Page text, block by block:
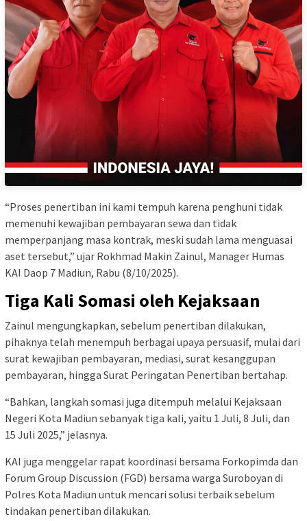
“Proses penertiban ini kami tempuh karena penghuni tidak
memenuhi kewajiban pembayaran sewa dan tidak
memperpanjang masa kontrak, meski sudah lama menguasai
aset tersebut,” ujar Rokhmad Makin Zainul, Manager Humas
KAI Daop 7 Madiun, Rabu (8/10/2025).
Tiga Kali Somasi oleh Kejaksaan
Zainul mengungkapkan, sebelum penertiban dilakukan,
pihaknya telah menempuh berbagai upaya persuasif, mulai dari
surat kewajiban pembayaran, mediasi, surat kesanggupan
pembayaran, hingga Surat Peringatan Penertiban bertahap.
“Bahkan, langkah somasi juga ditempuh melalui Kejaksaan
Negeri Kota Madiun sebanyak tiga kali, yaitu 1 Juli, 8 Juli, dan
15 Juli 2025,” jelasnya.
KAI juga menggelar rapat koordinasi bersama Forkopimda dan
Forum Group Discussion (FGD) bersama warga Suroboyan di
Polres Kota Madiun untuk mencari solusi terbaik sebelum
tindakan penertiban dilakukan.